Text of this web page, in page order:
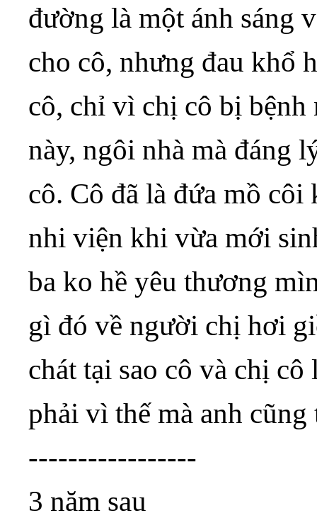
đường là một ánh sáng
cho cô, nhưng đau khổ
cô, chỉ vì chị cô bị bệnh
này, ngôi nhà mà đáng
cô. Cô đã là đứa mồ
nhi viện khi vừa mới
ba ko hề yêu thương
gì đó về người chị hơi
chát tại sao cô và chị
phải vì thế mà anh
-----------------
3 năm sau